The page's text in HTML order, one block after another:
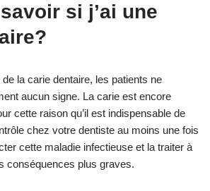
si j’ai une
la carie dentaire, les patients ne
aucun signe. La carie est encore
cette raison qu’il est indispensable de
chez votre dentiste au moins une fois
cette maladie infectieuse et la traiter à
conséquences plus graves.